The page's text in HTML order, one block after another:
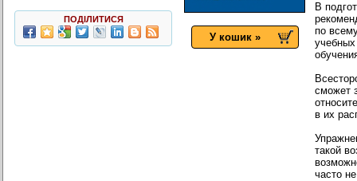
ПОДІЛИТИСЯ
У кошик »
В
по
сможет
в их
такой
часто